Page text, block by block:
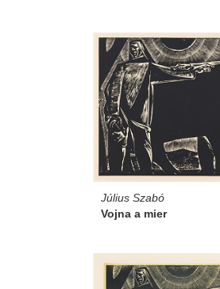
Július Szabó
Vojna a mier